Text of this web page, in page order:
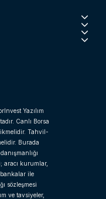
Yazılım
Canlı Borsa
Tahvil-
Burada
aracı kurumlar,
ile
sözleşmesi
ve tavsiyeler,